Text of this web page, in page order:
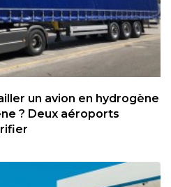
un avion en hydrogène
? Deux aéroports